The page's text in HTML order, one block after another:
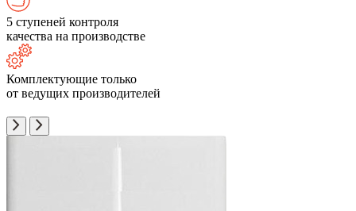
5 ступеней контроля
качества на производстве
Комплектующие только
от ведущих производителей